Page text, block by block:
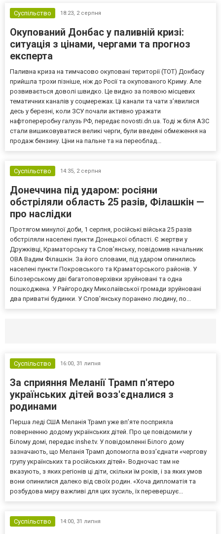
Суспільство 18:23, 2 серпня
Окупований Донбас у паливній кризі:
ситуація з цінами, чергами та прогноз
експерта
Паливна криза на тимчасово окуповані території (ТОТ) Донбасу
прийшла трохи пізніше, ніж до Росії та окупованого Криму. Але
розвивається доволі швидко. Це видно за появою місцевих
тематичних каналів у соцмережах. Ці канали та чати з’явилися
десь у березні, коли ЗСУ почали активно уражати
нафтопереробну галузь РФ, передає novosti.dn.ua. Тоді ж біля АЗС
стали вишиковуватися великі черги, були введені обмеження на
продаж бензину. Ціни на пальне та на переоблад...
Суспільство 14:35, 2 серпня
Донеччина під ударом: росіяни
обстріляли область 25 разів, Філашкін —
про наслідки
Протягом минулої доби, 1 серпня, російські війська 25 разів
обстріляли населені пункти Донецької області. Є жертви у
Дружківці, Краматорську та Слов’янську, повідомив начальник
ОВА Вадим Філашкін. За його словами, під ударом опинились
населені пункти Покровського та Краматорського районів. У
Білозерському дві багатоповерхівки зруйновані та одна
пошкоджена. У Райгородку Миколаївської громади зруйновані
два приватні будинки. У Слов’янську поранено людину, по...
Суспільство 16:00, 31 липня
За сприяння Меланії Трамп п'ятеро
українських дітей возз'єдналися з
родинами
Перша леді США Меланія Трамп уже впʼяте посприяла
поверненню додому українських дітей. Про це повідомили у
Білому домі, передає inshe.tv. У повідомленні Білого дому
зазначають, що Меланія Трамп допомогла возз’єднати «чергову
групу українських та російських дітей». Водночас там не
вказують, з яких регіонів ці діти, скільки їм років, і за яких умов
вони опинилися далеко від своїх родин. «Хоча дипломатія та
розбудова миру важливі для цих зусиль, їх перевершує...
Суспільство 14:00, 31 липня